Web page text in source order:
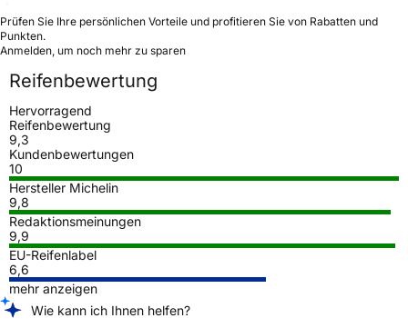
Prüfen Sie Ihre persönlichen Vorteile und profitieren Sie von Rabatten und
Punkten.
Anmelden, um noch mehr zu sparen
Reifenbewertung
Hervorragend
Reifenbewertung
9,3
Kundenbewertungen
10
Hersteller Michelin
9,8
Redaktionsmeinungen
9,9
EU-Reifenlabel
6,6
mehr anzeigen
Wie kann ich Ihnen helfen?